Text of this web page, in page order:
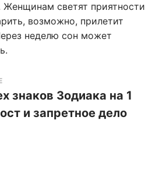
Женщинам светят приятности
возможно, прилетит
неделю сон может
знаков Зодиака на 1
и запретное дело